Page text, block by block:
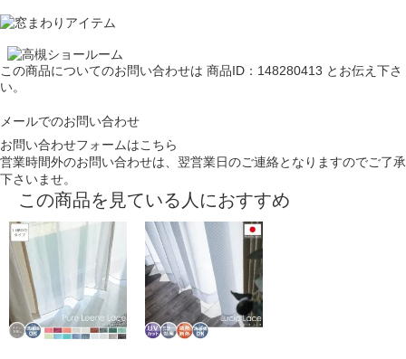
この商品についてのお問い合わせは 商品ID：148280413 とお伝え下さ
い。
メールでのお問い合わせ
お問い合わせフォームはこちら
営業時間外のお問い合わせは、翌営業日のご連絡となりますのでご了承
下さいませ。
この商品を見ている人におすすめ